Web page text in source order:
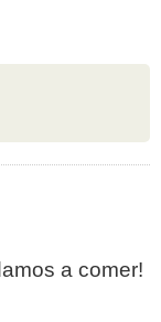
a comer!